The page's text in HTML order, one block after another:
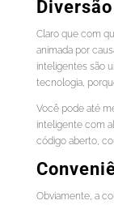
Claro que com
animada por
inteligentes são
tecnologia,
Você pode até
inteligente com
código aberto,
Obviamente, a